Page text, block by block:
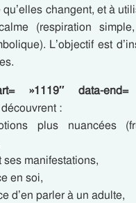
changent, et à
(respiration
L’objectif est
»1119″ data-end=
:
plus nuancées
ses manifestations,
en soi,
d’en parler à un adulte,